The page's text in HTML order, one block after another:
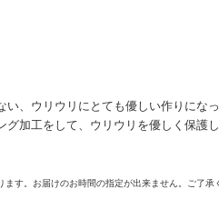
、ウリウリにとても優しい作りにな
加工をして、 ウリウリを優しく保護し
す。お届けのお時間の指定が出来ません。ご了承